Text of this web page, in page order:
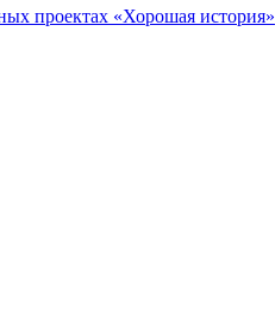
проектах «Хорошая история»